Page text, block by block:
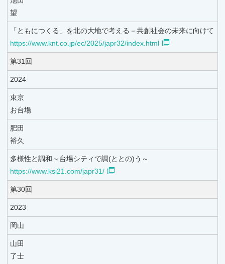
望
「ともにつくる」を北の大地で考える－共創社会の未来に向けて
https://www.knt.co.jp/ec/2025/japr32/index.html
第31回
2024
東京
お台場
肥田
裕久
多様性と調和～台場シティで調(ととの)う～
https://www.ksi21.com/japr31/
第30回
2023
岡山
山田
了士